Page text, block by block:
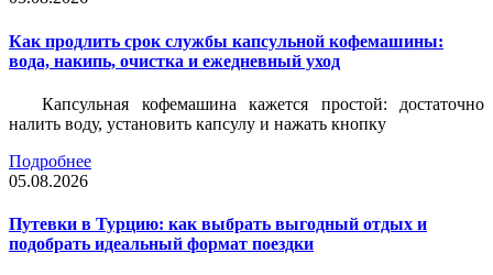
Как продлить срок службы капсульной кофемашины:
вода, накипь, очистка и ежедневный уход
Капсульная кофемашина кажется простой: достаточно
налить воду, установить капсулу и нажать кнопку
Подробнее
05.08.2026
Путевки в Турцию: как выбрать выгодный отдых и
подобрать идеальный формат поездки